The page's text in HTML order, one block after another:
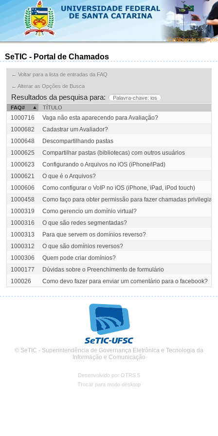
Catálogo de serviços
SeTIC - Portal de Chamados
← Voltar para a lista de entradas da FAQ
← Alterar as Opções de Busca
Resultados da pesquisa para:
Palavra-chave: ios
FAQ#
TÍTULO
1000716
Vaga não esta aparecendo para Avaliação?
1000682
Cadastrar um Avaliador?
1000648
Descompartilhando pastas
1000625
Compartilhar pastas (bibliotecas) com outros usuários
1000623
Configurando o Arquivos no iOS (iPhone/iPad)
1000621
O que é o Arquivos?
1000606
Como configurar o VoIP no iOS (iPhone, iPad, iPod touch)
1000458
Como faço para obter permissão para fazer chamadas
1000319
Como gerencio um domínio virtual?
1000316
O que são redes segmentadas?
1000313
Para que servem os domínios reverso?
1000312
O que são domínios reversos?
1000306
Quem pode criar domínios?
1000177
Dúvidas sobre o Preenchimento de formulário
100026
Como devo fazer para enviar um comentário para o facebook?
© SeTIC - Superintendência de Governança Eletrônica e Tecnologia da
Informação e Comunicação
Desenvolvido por OTRS 5
Trocar para modo desktop